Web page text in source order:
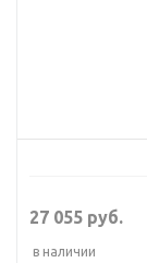
27 055 руб.
в наличии